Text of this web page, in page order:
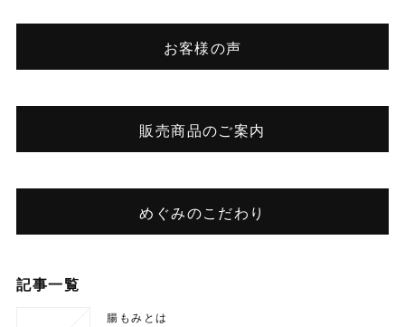
お客様の声
販売商品のご案内
めぐみのこだわり
記事一覧
腸もみとは